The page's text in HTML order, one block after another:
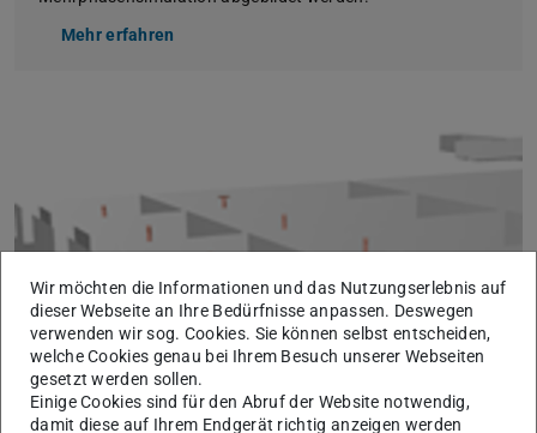
Mehr erfahren
Wir möchten die Informationen und das Nutzungserlebnis auf
dieser Webseite an Ihre Bedürfnisse anpassen. Deswegen
verwenden wir sog. Cookies. Sie können selbst entscheiden,
welche Cookies genau bei Ihrem Besuch unserer Webseiten
gesetzt werden sollen.
Einige Cookies sind für den Abruf der Website notwendig,
damit diese auf Ihrem Endgerät richtig anzeigen werden